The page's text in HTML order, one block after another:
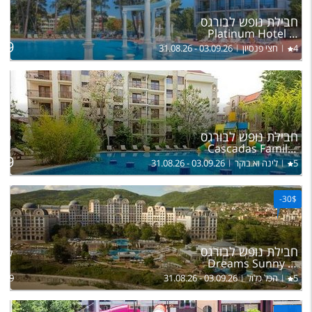
חבילת נופש לבורגס
Platinum Hotel & Casino Sunny Beach
4 חצי פנסיון 31.08.26 - 03.09.26
של
חבילת נופש לבורגס
Cascadas Family Resort
5 לינה וא.בוקר 31.08.26 - 03.09.26
של
-30$
חבילת נופש לבורגס
Dreams Sunny Beach Resort & Spa
5 הכל כלול 31.08.26 - 03.09.26
709